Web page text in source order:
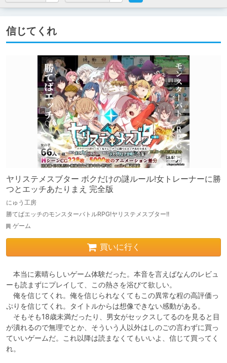
信じてくれ
ヤリステメスブター ボクだけの謎ルール!女トレーナーに勝
つとエッチあたりまえ 完全版
にゅう工房
勝てばエッチのモンスターバトルRPG!ヤリステメスブター!!
ゲーム
買いに行く
本当に素晴らしいゲーム体験だった。本音を言えばなんのレビュ
ーも読まずにプレイして、この熱さを浴びて欲しい。
俺を信じてくれ。俺を信じられなくてもこの異常な程の高評価っ
ぷりを信じてくれ。タイトルからは想像できない感動がある。
そもそも18歳未満だったり、男女がセックスしてるのを見ると目
が潰れるので無理でとか、そういう人以外はしのごの言わずに買っ
ていいゲームだ。これ以降は読まなくてもいいよ、信じて買ってく
れ。